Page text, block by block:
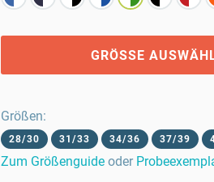
GRÖSSE
Größen:
28/30 31/33 34/36 37/39
Zum Größenguide oder